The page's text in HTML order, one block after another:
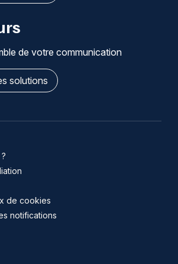
de votre communication
solutions
de cookies
notifications